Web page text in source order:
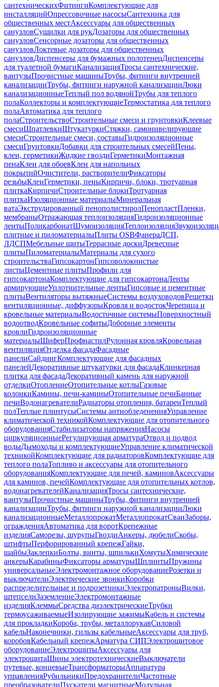
сантехническихФитингиКомплектующие для
инсталляцийОпрессовочные насосыСантехника для
общественных местАксессуары для общественных
санузловСушилки для рукДозаторы для общественных
санузловСенсорные дозаторы для общественных
санузловЛоктевые дозаторы для общественных
санузловДиспенсеры для бумажных полотенецДиспенсеры
для туалетной бумагиКанализацияТросы сантехнические,
вантузыПрочистные машиныТрубы, фитинги внутренней
канализацииТрубы, фитинги наружной канализацииЛюки
канализационныеТеплый пол водянойТрубы для теплого
полаКоллекторы и комплектующиеТермостатика для теплого
полаАвтоматика для теплого
полаСтроительствоСтроительные смеси и грунтовкиКлеевые
смесиШпатлевкиШтукатуркиСтяжки, самонивелирующие
смесиСтроительные смеси, составыГидроизоляционные
смесиГрунтовкиДобавки для строительных смесейПены,
клеи, герметикиЖидкие гвоздиГерметикиМонтажная
пенаКлеи для обоевКлеи для напольных
покрытийОчистители, растворителиФиксаторы
резьбыКлеиГерметики, пеныКирпичи, блоки, тротуарная
плиткаКирпичиСтроительные блокиТротуарная
плиткаИзоляционные материалыМинеральная
ватаЭкструдированный пенополистиролПенопластПленки,
мембраныОтражающая теплоизоляцияГидроизоляционные
лентыПоликарбонатШумоизоляцияТеплоизоляция
плитные и пиломатериалыПлиты OSBФанераДСП,
ЛДСПМебельные щитыТеррасные доскиДревесные
плитыПиломатериалыМатериалы для сухого
строительстваГипсокартонГипсоволокнистые
листыЦементные плитыПрофили для
гипсокартонаКомплектующие для гипсокартонаЛенты
армирующиеУплотнительные лентыГипсовые и цементные
плитыВентиляторы вытяжныеСистемы воздуховодовРешетки
вентиляционные, диффузорыКровля и водостокЧерепица и
кровельные материалыВодосточные системыПоверхностный
водоотводКровельные софитыДоборные элементы
кровлиГидроизоляционные
материалыШиферПрофнастилРулонная кровляКровельная
вентиляцияОтделка фасадаФасадные
панелиСайдингКомплектующие для фасадных
панелейДекоративные штукатурки для фасадаКлинкерная
плитка для фасадаДекоративный камень для наружной
отделкиОтоплениеОтопительные котлыГазовые
колонкиКамины, печи-каминыОтопительные печиБанные
печиВодонагревателиРадиаторы отопления, батареиТеплый
полТеплые плинтусыСистемы антиобледененияУправление
климатической техникойКомплектующие для отопительного
оборудованияСтабилизаторы напряженияНасосы
циркуляционныеРегулирующая арматураОтвод и подвод
водыДымоходы и комплектующиеУправление климатической
техникойКомплектующие для радиаторовКомплектующие для
теплого полаТопливо и аксессуары для отопительного
оборудованияКомплектующие для печей, каминовАксессуары
для каминов, печейКомплектующие для отопительных котлов,
водонагревателейКанализацияТросы сантехнические,
вантузыПрочистные машиныТрубы, фитинги внутренней
канализацииТрубы, фитинги наружной канализацииЛюки
канализационныеМеталлопрокатМеталлопрокатСваиЗаборы,
огражденияАвтоматика для воротКрепежные
изделияСаморезы, шурупыГвоздиАнкеры, дюбелиСкобы,
штифтыПерфорированный крепежГайки,
шайбыЗаклепкиБолты, винты, шпилькиХомутыХимические
анкерыКарабиныФиксаторы арматурыШплинтыПружины
универсальныеЭлектромонтажное оборудованиеРозетки и
выключателиЭлектрические звонкиКоробки
распределительные и подрозетникиЭлектропатроныВилки,
штепселиЗаземлениеЭлектромонтажные
изделияКлеммыСредства диэлектрическиеТрубки
термоусаживаемыеИзолирующие зажимыКабель и системы
для прокладкиКороба, трубы, металлорукавСиловой
кабельНаконечники, гильзы кабельныеАксессуары для труб,
коробовКабельный крепежАрматура СИПЭлектрощитовое
оборудованиеЭлектрощитыАксессуары для
электрощитаШины электротехническиеВыключатели
путевые, концевыеТрансформаторыАппаратура
управленияРубильникиПредохранителиЧастотные
преобразователиПускатели магнитныеМодульная